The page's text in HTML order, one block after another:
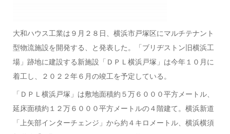
大和ハウス工業は９月２８日、横浜市戸塚区にマルチテナント
型物流施設を開発する、と発表した。「ブリヂストン旧横浜工
場」跡地に建設する新施設「ＤＰＬ横浜戸塚」は今年１０月に
着工し、２０２２年６月の竣工を予定している。
「ＤＰＬ横浜戸塚」は敷地面積約５万６０００平方メートル、
延床面積約１２万６０００平方メートルの４階建て。横浜新道
「上矢部インターチェンジ」から約４キロメートル、横浜横須